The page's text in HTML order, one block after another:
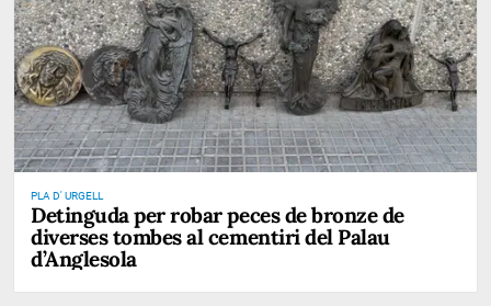
PLA D' URGELL
Detinguda per robar peces de bronze de
diverses tombes al cementiri del Palau
d’Anglesola